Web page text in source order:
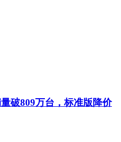
破809万台，标准版降价